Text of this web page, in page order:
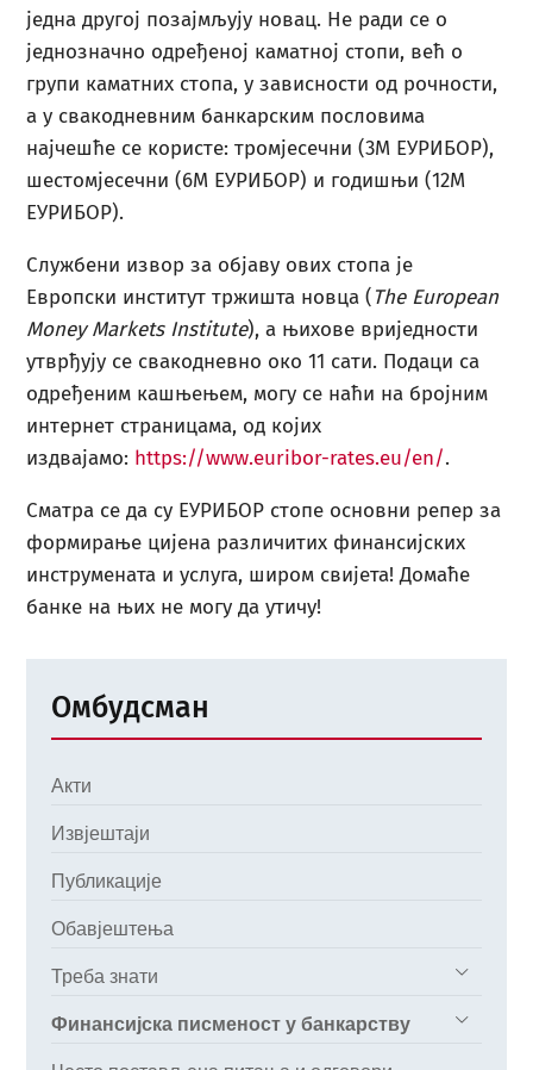
једна другој позајмљују новац. Не ради се о
једнозначно одређеној каматној стопи, већ о
групи каматних стопа, у зависности од рочности,
а у свакодневним банкарским пословима
најчешће се користе: тромјесечни (3M ЕУРИБОР),
шестомјесечни (6M ЕУРИБОР) и годишњи (12M
ЕУРИБОР).
Службени извор за објаву ових стопа је
Европски институт тржишта новца (The European
Money Markets Institute), а њихове вриједности
утврђују се свакодневно око 11 сати. Подаци са
одређеним кашњењем, могу се наћи на бројним
интернет страницама, од којих
издвајамо: https://www.euribor-rates.eu/en/.
Сматра се да су ЕУРИБОР стопе основни репер за
формирање цијена различитих финансијских
инструмената и услуга, широм свијета! Домаће
банке на њих не могу да утичу!
Омбудсман
Акти
Извјештаји
Публикације
Обавјештења
Треба знати
Финансијска писменост у банкарству